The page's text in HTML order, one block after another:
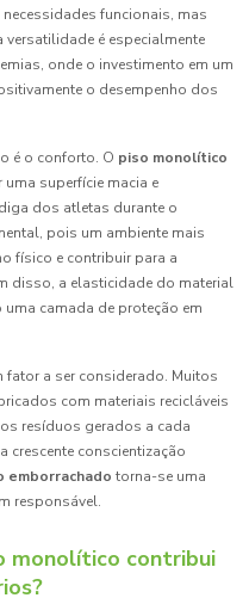
funcionais, mas
é especialmente
onde o investimento em um
o desempenho dos
é o conforto. O piso monolítico
superfície macia e
dos atletas durante o
pois um ambiente mais
físico e contribuir para a
disso, a elasticidade do material
camada de proteção em
fator a ser considerado. Muitos
com materiais recicláveis
resíduos gerados a cada
crescente conscientização
emborrachado torna-se uma
responsável.
monolítico contribui